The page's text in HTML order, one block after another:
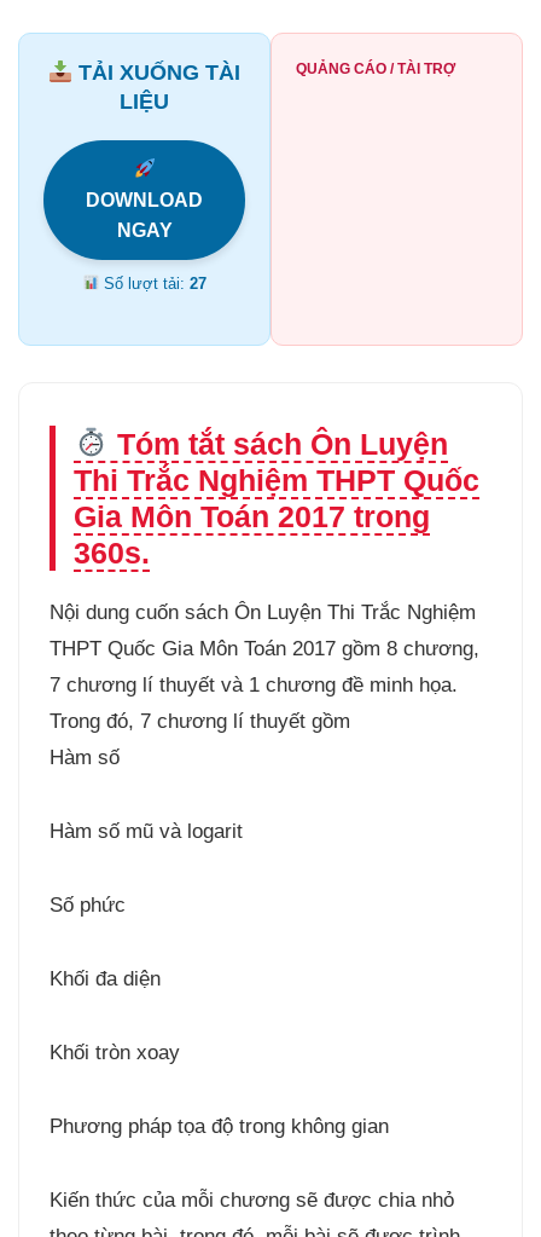
TẢI XUỐNG TÀI
LIỆU
DOWNLOAD
NGAY
Số lượt tải:27
QUẢNG CÁO / TÀI TRỢ
Tóm tắt sách Ôn Luyện
Thi Trắc Nghiệm THPT Quốc
Gia Môn Toán 2017 trong
360s.
Nội dung cuốn sách Ôn Luyện Thi Trắc Nghiệm
THPT Quốc Gia Môn Toán 2017 gồm 8 chương,
7 chương lí thuyết và 1 chương đề minh họa.
Trong đó, 7 chương lí thuyết gồm
Hàm số
Hàm số mũ và logarit
Số phức
Khối đa diện
Khối tròn xoay
Phương pháp tọa độ trong không gian
Kiến thức của mỗi chương sẽ được chia nhỏ